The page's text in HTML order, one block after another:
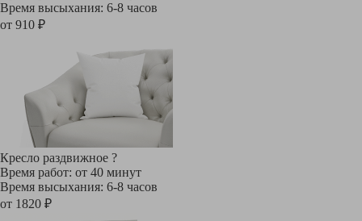
Время высыхания: 6-8 часов
от 910 ₽
Кресло раздвижное ?
Время работ: от 40 минут
Время высыхания: 6-8 часов
от 1820 ₽